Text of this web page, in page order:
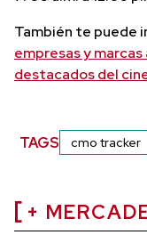
También te puede
empresas y marcas
destacados del
TAGS cmo tracker
+